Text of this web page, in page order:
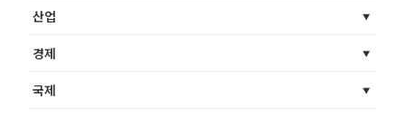
산업
경제
국제